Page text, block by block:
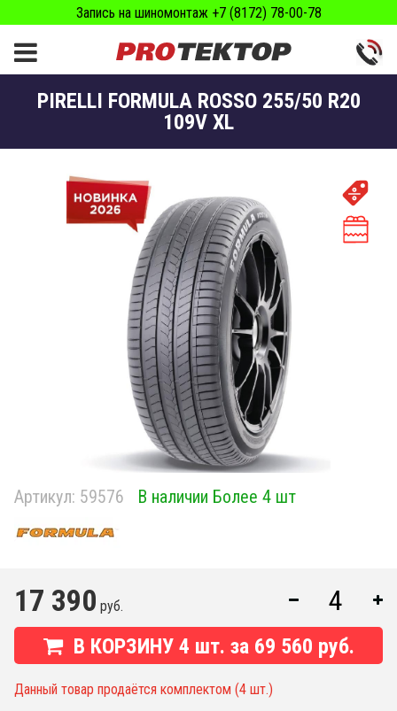
Запись на шиномонтаж +7 (8172) 78-00-78
PIRELLI FORMULA ROSSO 255/50 R20
109V XL
Артикул: 59576 В наличии Более 4 шт
17 390 руб.
В КОРЗИНУ 4 шт. за 69 560 руб.
Данный товар продаётся комплектом (4 шт.)